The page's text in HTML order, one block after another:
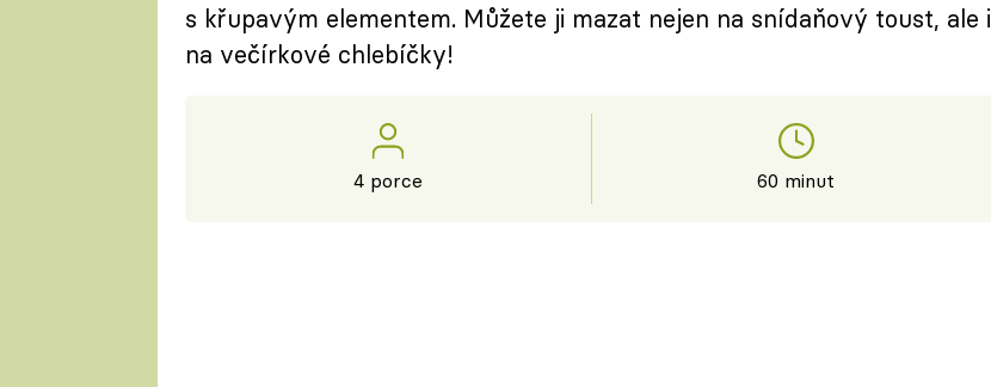
s křupavým elementem. Můžete ji mazat nejen na snídaňový toust, ale i
na večírkové chlebíčky!
4 porce 60 minut